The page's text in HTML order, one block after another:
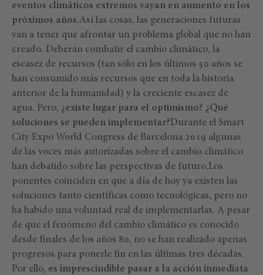
eventos climáticos extremos vayan en aumento en los
próximos años.Así las cosas, las generaciones futuras
van a tener que afrontar un problema global que no han
creado. Deberán combatir el cambio climático, la
escasez de recursos (tan sólo en los últimos 50 años se
han consumido más recursos que en toda la historia
anterior de la humanidad) y la creciente escasez de
agua. Pero, ¿existe lugar para el optimismo? ¿Qué
soluciones se pueden implementar?Durante el Smart
City Expo World Congress de Barcelona 2019 algunas
de las voces más autorizadas sobre el cambio climático
han debatido sobre las perspectivas de futuro.Los
ponentes coinciden en que a día de hoy ya existen las
soluciones tanto científicas como tecnológicas, pero no
ha habido una voluntad real de implementarlas. A pesar
de que el fenómeno del cambio climático es conocido
desde finales de los años 80, no se han realizado apenas
progresos para ponerle fin en las últimas tres décadas.
Por ello, es imprescindible pasar a la acción inmediata